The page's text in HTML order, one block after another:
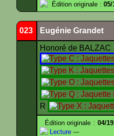
Édition originale : 05/
023 Eugénie Grandet
Honoré de BALZAC
R
Édition originale :04/
Lecture ---